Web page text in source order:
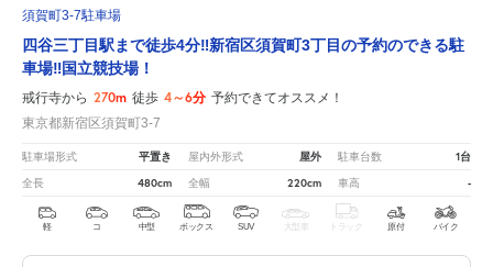
須賀町3-7駐車場
四谷三丁目駅まで徒歩4分‼新宿区須賀町3丁目の予約のできる駐
車場‼国立競技場！
戒行寺から 270m 徒歩 4～6分 予約できてオススメ！
東京都新宿区須賀町3-7
駐車場形式 平置き 屋内外形式 屋外 駐車台数 1台
全長 480cm 全幅 220cm 車高 -
軽 コ 中型 ボックス SUV 大型車 トラック 原付 バイク